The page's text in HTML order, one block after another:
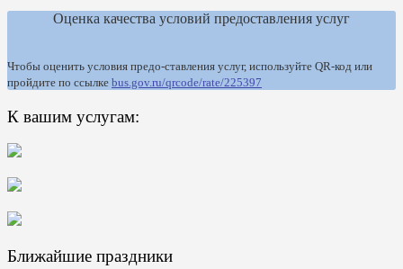
Оценка качества условий предоставления услуг
Чтобы оценить условия предо-ставления услуг, используйте QR-код или
пройдите по ссылке bus.gov.ru/qrcode/rate/225397
К вашим услугам:
Ближайшие праздники